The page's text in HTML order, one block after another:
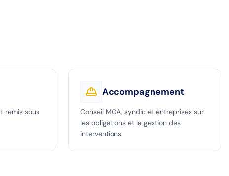
remis sous
Accompagnement
Conseil MOA, syndic et entreprises sur
les obligations et la gestion des
interventions.